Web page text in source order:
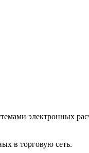
электронных
в торговую сеть.